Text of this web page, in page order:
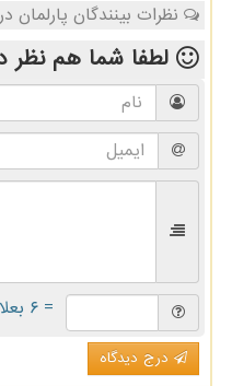
نظرات بینندگان پارلمان
لطفا شما همنظر
= ۶ بعلاوه ۵
درج دیدگاه